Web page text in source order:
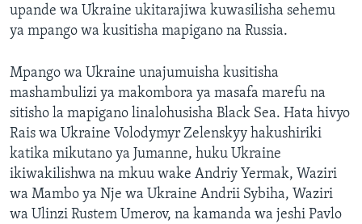
upande wa Ukraine ukitarajiwa kuwasilisha sehemu
ya mpango wa kusitisha mapigano na Russia.
Mpango wa Ukraine unajumuisha kusitisha
mashambulizi ya makombora ya masafa marefu na
sitisho la mapigano linalohusisha Black Sea. Hata hivyo
Rais wa Ukraine Volodymyr Zelenskyy hakushiriki
katika mikutano ya Jumanne, huku Ukraine
ikiwakilishwa na mkuu wake Andriy Yermak, Waziri
wa Mambo ya Nje wa Ukraine Andrii Sybiha, Waziri
wa Ulinzi Rustem Umerov, na kamanda wa jeshi Pavlo